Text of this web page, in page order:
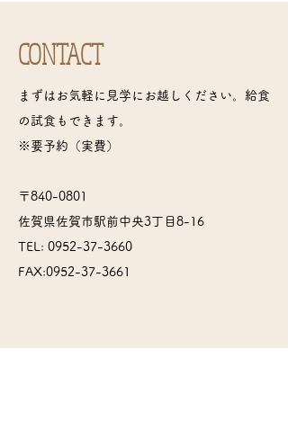
CONTACT
まずはお気軽に見学にお越しください。給食
の試食もできます。
※要予約（実費）
〒840-0801
佐賀県佐賀市駅前中央3丁目8-16
TEL: 0952-37-3660
FAX:0952-37-3661